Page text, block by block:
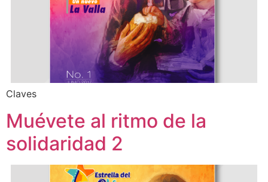
Claves
Muévete al ritmo de la
solidaridad 2